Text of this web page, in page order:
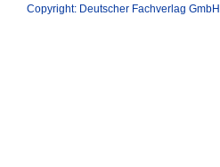
Copyright: Deutscher Fachverlag GmbH